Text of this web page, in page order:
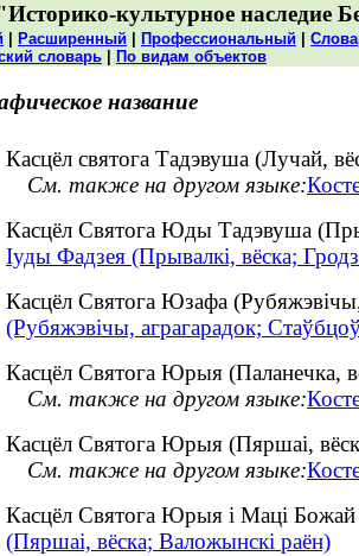
культурное наследие
Расширенный Профессиональный
словарь
По видам объектов
название
Касцёл святога Тадэвуша (Лучай,
См. также на другом языке:
Касцёл Святога Юды Тадэвуша
Іуды Фадзея (Прывалкі, вёска;
Касцёл Святога Юзафа
(Рубяжэвічы, аграгарадок;
Касцёл Святога Юрыя (Паланечка,
См. также на другом языке:
Касцёл Святога Юрыя (Пяршаі,
См. также на другом языке:
Касцёл Святога Юрыя і Маці
(Пяршаі, вёска; Валожынскі раён)